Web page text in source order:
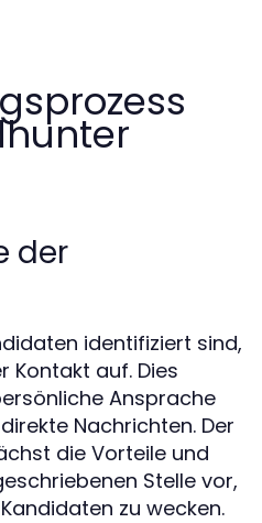
der
identifiziert sind,
Kontakt auf. Dies
Ansprache
Nachrichten. Der
die Vorteile und
Stelle vor,
zu wecken.